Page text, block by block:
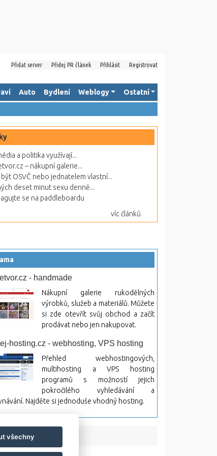
Přidat server Přidej PR článek Přihlásit Registrovat
Auto Bydlení Weblogy
Ostatní
a politika využívají...
– nákupní galerie...
být OSVČ nebo jednatelem vlastní...
deset minut sexu denně...
se na paddleboardu
víc článků
- handmade
Nákupní galerie rukodělných
výrobků, služeb a materiálů. Můžete
si zde otevřít svůj obchod a začít
prodávat nebo jen nakupovat.
hosting.cz - webhosting, VPS hosting
Přehled webhostingových,
multihosting a VPS hosting
programů s možností jejich
pokročilého vyhledávání a
Najděte si jednoduše vhodný hosting.
všechny